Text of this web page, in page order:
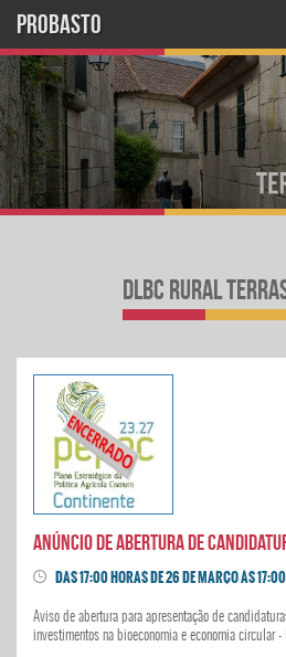
PROBASTO
dlbc rural
DAS 17:00 HORAS DE 26 DE MARÇO ÀS
Aviso de abertura para apresentação de
investimentos na bioeconomia e economia circular